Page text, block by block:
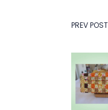
de
PREV POST